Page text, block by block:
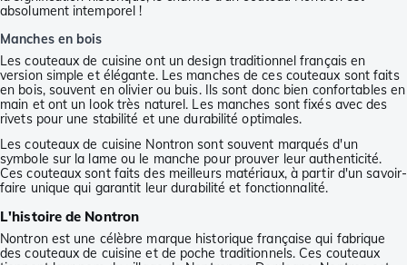
absolument intemporel !
Manches en bois
Les couteaux de cuisine ont un design traditionnel français en
version simple et élégante. Les manches de ces couteaux sont faits
en bois, souvent en olivier ou buis. Ils sont donc bien confortables en
main et ont un look très naturel. Les manches sont fixés avec des
rivets pour une stabilité et une durabilité optimales.
Les couteaux de cuisine Nontron sont souvent marqués d'un
symbole sur la lame ou le manche pour prouver leur authenticité.
Ces couteaux sont faits des meilleurs matériaux, à partir d'un savoir-
faire unique qui garantit leur durabilité et fonctionnalité.
L'histoire de Nontron
Nontron est une célèbre marque historique française qui fabrique
des couteaux de cuisine et de poche traditionnels. Ces couteaux